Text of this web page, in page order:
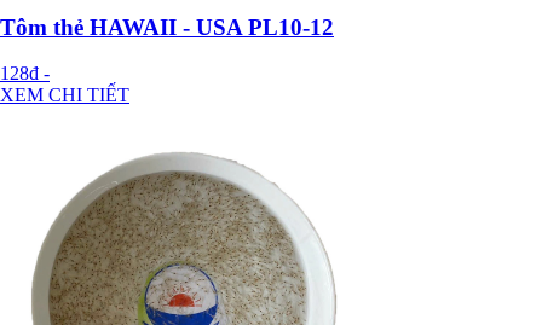
Tôm thẻ HAWAII - USA PL10-12
128đ -
XEM CHI TIẾT